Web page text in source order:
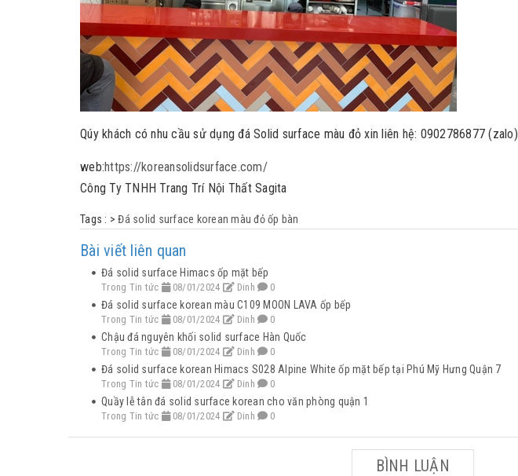
Qúy khách có nhu cầu sử dụng đá Solid surface màu đỏ xin liên hệ: 0902786877 (zalo)
web:https://koreansolidsurface.com/
Công Ty TNHH Trang Trí Nội Thất Sagita
Tags : >Đá solid surface korean màu đỏ ốp bàn
Bài viết liên quan
Đá solid surface Himacs ốp mặt bếp
Trong Tin tức 08/01/2024 Dinh 0
Đá solid surface korean màu C109 MOON LAVA ốp bếp
Trong Tin tức 08/01/2024 Dinh 0
Chậu đá nguyên khối solid surface Hàn Quốc
Trong Tin tức 08/01/2024 Dinh 0
Đá solid surface korean Himacs S028 Alpine White ốp mặt bếp tại Phú Mỹ Hưng Quận 7
Trong Tin tức 08/01/2024 Dinh 0
Quầy lễ tân đá solid surface korean cho văn phòng quận 1
Trong Tin tức 08/01/2024 Dinh 0
BÌNH LUẬN